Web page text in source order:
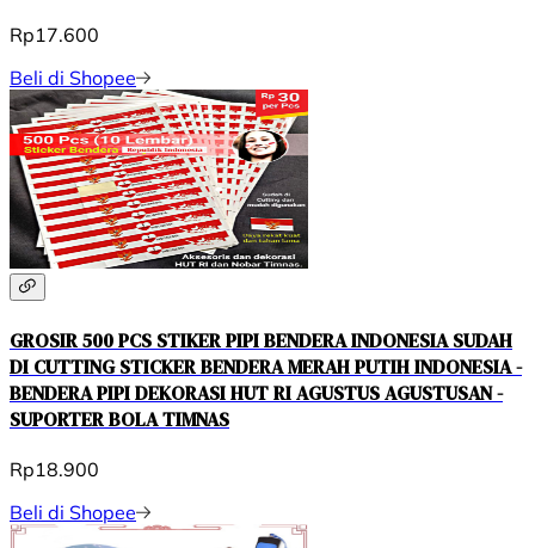
Rp17.600
Beli di Shopee
GROSIR 500 PCS STIKER PIPI BENDERA INDONESIA SUDAH
DI CUTTING STICKER BENDERA MERAH PUTIH INDONESIA -
BENDERA PIPI DEKORASI HUT RI AGUSTUS AGUSTUSAN -
SUPORTER BOLA TIMNAS
Rp18.900
Beli di Shopee